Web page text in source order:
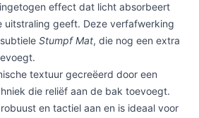
effect dat licht absorbeert
uitstraling geeft. Deze verfafwerking
Stumpf Mat, die nog een extra
textuur gecreëerd door een
die reliëf aan de bak toevoegt.
en tactiel aan en is ideaal voor